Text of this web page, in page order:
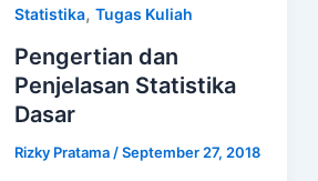
Statistika, Tugas Kuliah
Pengertian dan
Penjelasan Statistika
Dasar
Rizky Pratama /September 27, 2018